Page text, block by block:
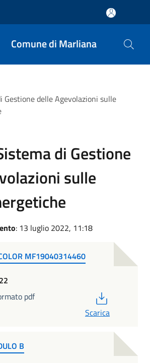
Comune di Marliana
Gestione delle Agevolazioni sulle
di Gestione
sulle
: 13 luglio 2022, 11:18
MF19040314460
pdf
Scarica
B